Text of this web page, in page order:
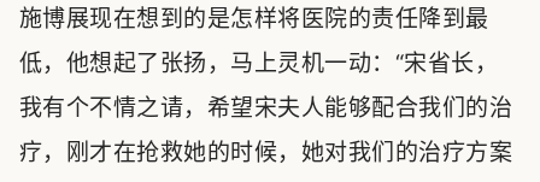
施博展现在想到的是怎样将医院的责任降到最
低，他想起了张扬，马上灵机一动：“宋省长，
我有个不情之请，希望宋夫人能够配合我们的治
疗，刚才在抢救她的时候，她对我们的治疗方案